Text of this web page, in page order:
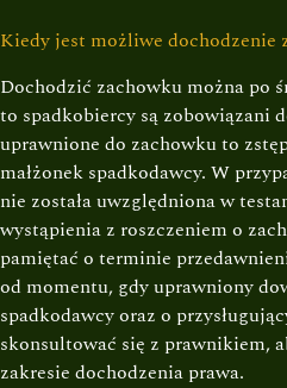
Kiedy jest możliwe dochodzenie
Dochodzić zachowku można po
to spadkobiercy są zobowiązani
uprawnione do zachowku to
małżonek spadkodawcy. W
nie została uwzględniona w
wystąpienia z roszczeniem o
pamiętać o terminie
od momentu, gdy uprawniony
spadkodawcy oraz o
skonsultować się z prawnikiem,
zakresie dochodzenia prawa.